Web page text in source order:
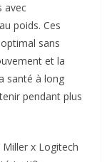
avec
poids. Ces
sans
et la
santé à long
pendant plus
x Logitech